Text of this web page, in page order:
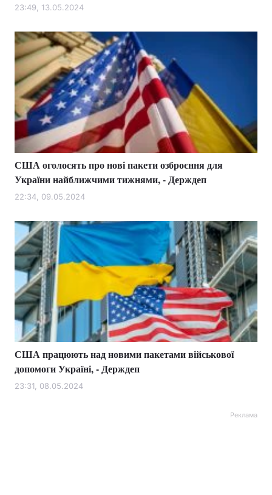
23:49, 13.05.2024
США оголосять про нові пакети озброєння для
України найближчими тижнями, - Держдеп
22:34, 09.05.2024
США працюють над новими пакетами військової
допомоги Україні, - Держдеп
23:31, 08.05.2024
Реклама